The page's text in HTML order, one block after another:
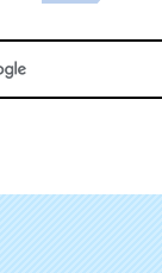
索